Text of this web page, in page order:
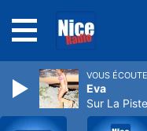
VOUS
Eva
Sur La Piste